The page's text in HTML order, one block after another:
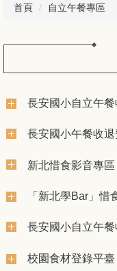
首頁 自立午餐專區
長安國小自立午
長安國小午餐收退
新北惜食影音專區
「新北學Bar」惜
長安國小自立午
校園食材登錄平臺